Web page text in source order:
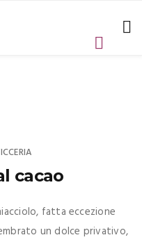
cacao
fatta eccezione
un dolce privativo,